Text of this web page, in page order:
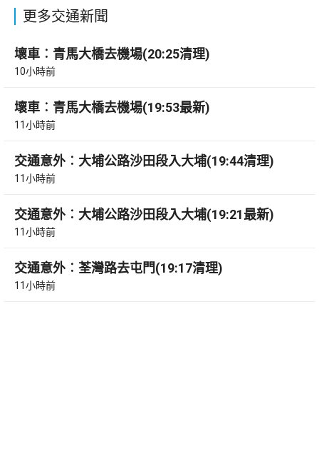
更多交通新聞
壞車︰青馬大橋去機場(20:25清理)
10小時前
壞車︰青馬大橋去機場(19:53最新)
11小時前
交通意外︰大埔公路沙田段入大埔(19:44清理)
11小時前
交通意外︰大埔公路沙田段入大埔(19:21最新)
11小時前
交通意外︰荃灣路去屯門(19:17清理)
11小時前